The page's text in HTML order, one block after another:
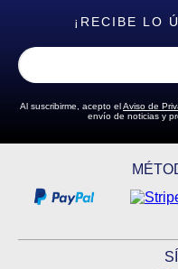
¡RECIBE LO
Al suscribirme, acepto elAviso de
envío de noticias y